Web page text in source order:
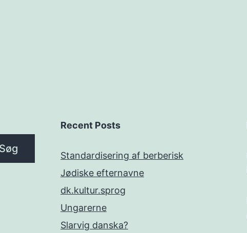
Recent Posts
Standardisering af berberisk
Jødiske efternavne
dk.kultur.sprog
Ungarerne
Slarvig danska?